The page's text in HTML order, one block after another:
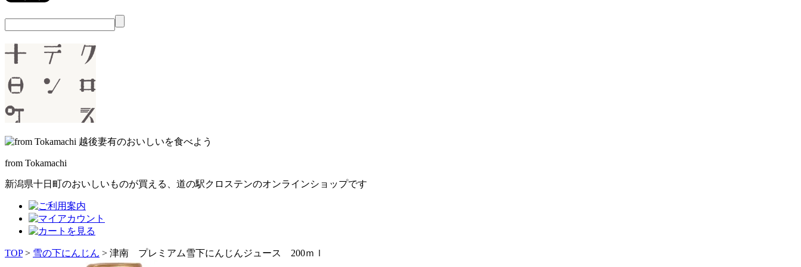
from Tokamachi
新潟県十日町のおいしいものが買える、 道の駅クロステンのオンラインショップです
TOP> 雪の下にんじん > 津南 プレミアム雪下にんじんジュース 200ｍｌ